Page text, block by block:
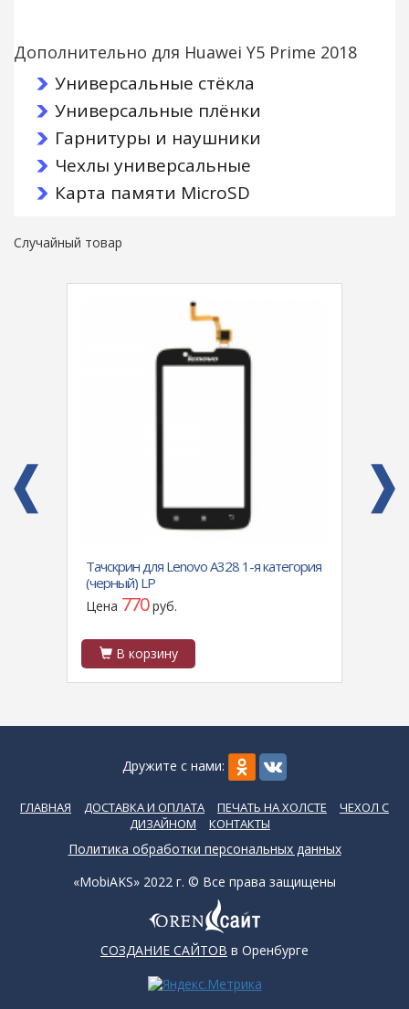
Дополнительно для Huawei Y5 Prime 2018
Универсальные стёкла
Универсальные плёнки
Гарнитуры и наушники
Чехлы универсальные
Карта памяти MicroSD
Случайный товар
Тачскрин для Lenovo A328 1-я категория
(черный) LP
Цена 770руб.
В корзину
Дружите с нами:
ГЛАВНАЯ ДОСТАВКА И ОПЛАТА ПЕЧАТЬ НА ХОЛСТЕ
ЧЕХОЛ С
ДИЗАЙНОМ
КОНТАКТЫ
Политика обработки персональных данных
«MobiAKS» 2022 г. © Все права защищены
СОЗДАНИЕ САЙТОВ в Оренбурге